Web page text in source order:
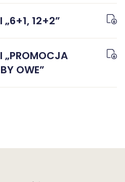
„6+1, 12+2”
„PROMOCJA
OWE”